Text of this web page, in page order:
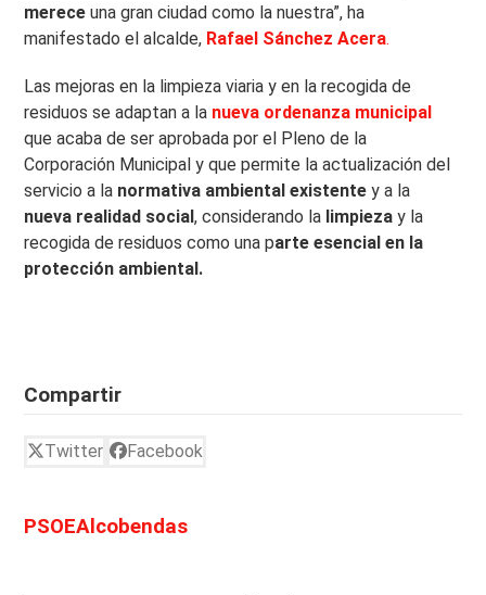
merece una gran ciudad como la nuestra”, ha
manifestado el alcalde, Rafael Sánchez Acera.
Las mejoras en la limpieza viaria y en la recogida de
residuos se adaptan a la nueva ordenanza municipal
que acaba de ser aprobada por el Pleno de la
Corporación Municipal y que permite la actualización del
servicio a la normativa ambiental existente y a la
nueva realidad social, considerando la limpieza y la
recogida de residuos como una parte esencial en la
protección ambiental.
Compartir
Twitter Facebook
PSOEAlcobendas